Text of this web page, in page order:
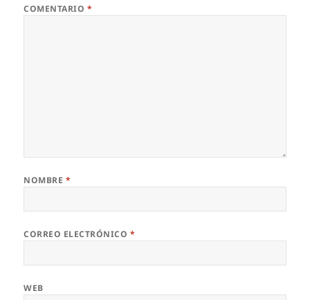
COMENTARIO *
NOMBRE *
CORREO ELECTRÓNICO *
WEB